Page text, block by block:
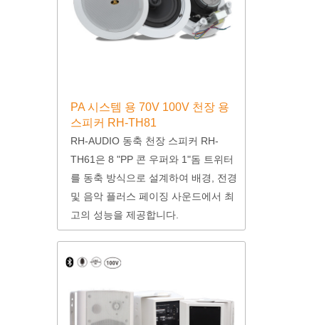
PA 시스템 용 70V 100V 천장 용
스피커 RH-TH81
RH-AUDIO 동축 천장 스피커 RH-
TH61은 8 "PP 콘 우퍼와 1"돔 트위터
를 동축 방식으로 설계하여 배경, 전경
및 음악 플러스 페이징 사운드에서 최
고의 성능을 제공합니다.